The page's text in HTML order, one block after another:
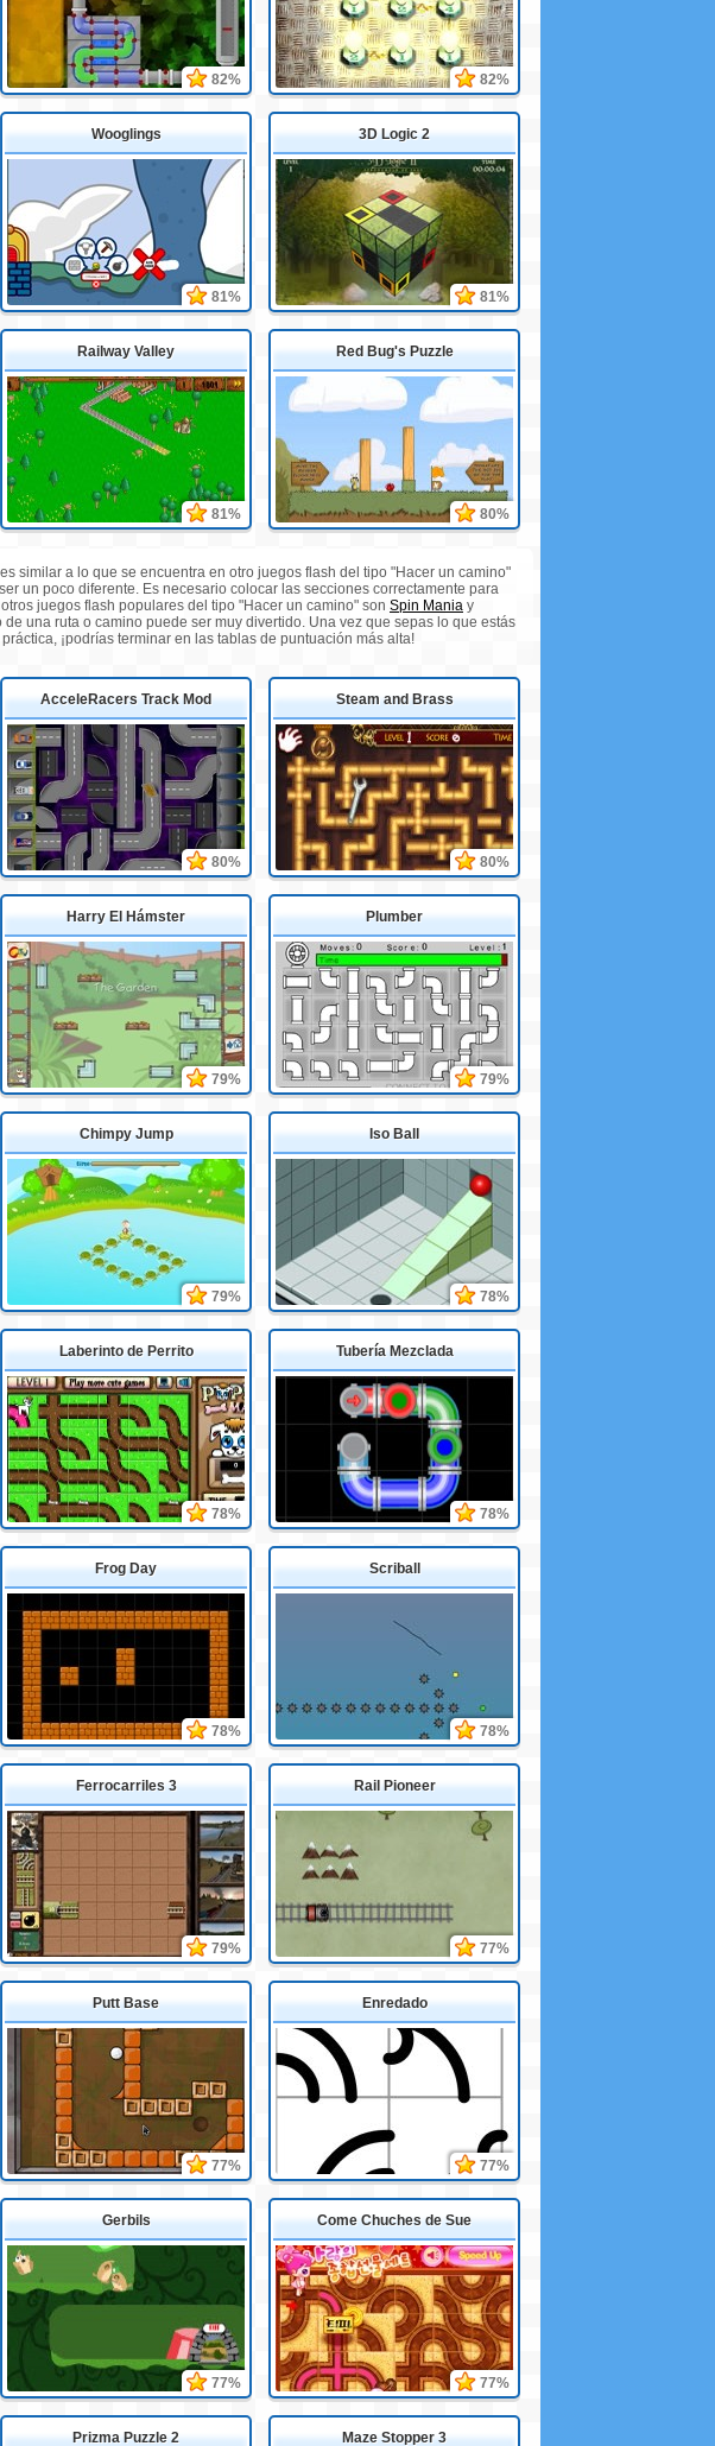
82% 82%
Wooglings
81%
3D Logic 2
81%
Railway Valley
81%
Red Bug's Puzzle
80%
similar a lo que se encuentra en otro juegos flash del tipo "Hacer un camino"
un poco diferente. Es necesario colocar las secciones correctamente para
juegos flash populares del tipo "Hacer un camino" son Spin Mania y
una ruta o camino puede ser muy divertido. Una vez que sepas lo que estás
¡podrías terminar en las tablas de puntuación más alta!
AcceleRacers Track Mod
80%
Steam and Brass
80%
Harry El Hámster
79%
Plumber
79%
Chimpy Jump
79%
Iso Ball
78%
Laberinto de Perrito
78%
Tubería Mezclada
78%
Frog Day
78%
Scriball
78%
Ferrocarriles 3
79%
Rail Pioneer
77%
Putt Base
77%
Enredado
77%
Gerbils
77%
Come Chuches de Sue
77%
Prizma Puzzle 2 Maze Stopper 3